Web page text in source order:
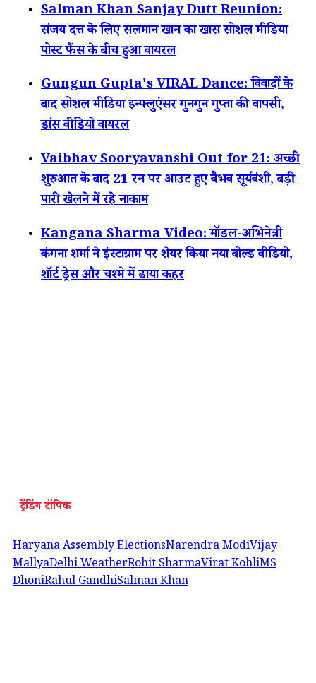
Salman Khan Sanjay Dutt Reunion:
संजय दत्त के लिए सलमान खान का खास सोशल मीडिया
पोस्ट फैंस के बीच हुआ वायरल
Gungun Gupta's VIRAL Dance: विवादों के
बाद सोशल मीडिया इन्फ्लुएंसर गुनगुन गुप्ता की वापसी,
डांस वीडियो वायरल
Vaibhav Sooryavanshi Out for 21: अच्छी
शुरुआत के बाद 21 रन पर आउट हुए वैभव सूर्यवंशी, बड़ी
पारी खेलने में रहे नाकाम
Kangana Sharma Video: मॉडल-अभिनेत्री
कंगना शर्मा ने इंस्टाग्राम पर शेयर किया नया बोल्ड वीडियो,
शॉर्ट ड्रेस और चश्मे में ढाया कहर
ट्रेंडिंग टॉपिक
Haryana Assembly ElectionsNarendra ModiVijay
MallyaDelhi WeatherRohit SharmaVirat KohliMS
DhoniRahul GandhiSalman Khan